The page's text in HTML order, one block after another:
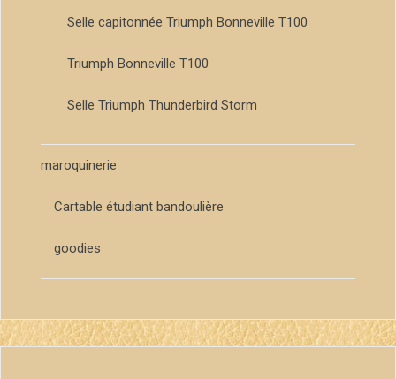
Selle capitonnée Triumph Bonneville T100
Triumph Bonneville T100
Selle Triumph Thunderbird Storm
maroquinerie
Cartable étudiant bandoulière
goodies